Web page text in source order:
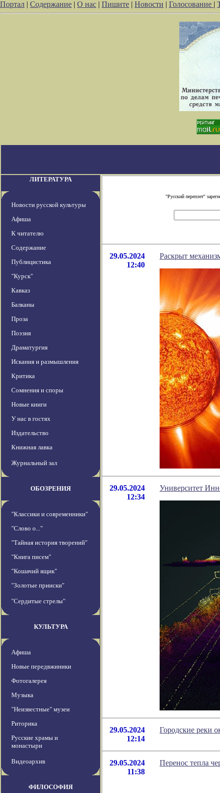
Портал | Содержание | О нас | Пишите | Новости | Голосование |
ЛИТЕРАТУРА
Новости русской культуры
Афиша
К читателю
Содержание
Публицистика
"Курск"
Кавказ
Балканы
Проза
Поэзия
Драматургия
Искания и размышления
Критика
Сомнения и споры
Новые книги
У нас в гостях
Издательство
Книжная лавка
Журнальный зал
ОБОЗРЕНИЯ
"Классики и современники"
"Слово о..."
"Тайная история творений"
"Книга писем"
"Кошачий ящик"
"Золотые прииски"
"Сердитые стрелы"
КУЛЬТУРА
Афиша
Новые передвжиники
Фотогалерея
Музыка
"Неизвестные" музеи
Риторика
Русские храмы и
монастыри
Видеоархив
ФИЛОСОФИЯ
"Русский переплет"
29.05.2024
12:40
Раскрыт
29.05.2024
12:34
Университет
29.05.2024
12:14
Городские реки
29.05.2024
11:38
Перенос тепла